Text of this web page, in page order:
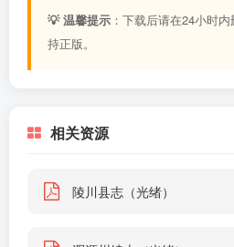
💡 温馨提示 ：下载后请在24小时
持正版。
相关资源
陵川县志（光绪）